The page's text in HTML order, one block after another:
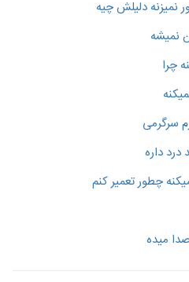
دلیلش چیه
داره
چطور تعمیر کنم
میده